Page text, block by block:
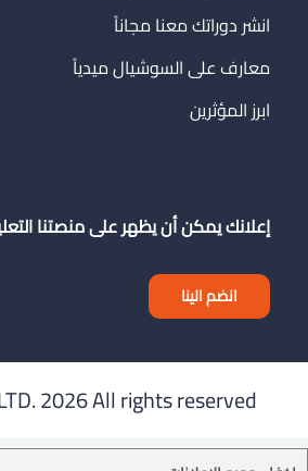
انشر دوراتك معنا مجاناً
معارف على السوشيال ميدياً
ابرز المؤثرين
إعلانك يمكن أن يظهر على منصتنا
انضم الينا
2026 All rights reserved ©